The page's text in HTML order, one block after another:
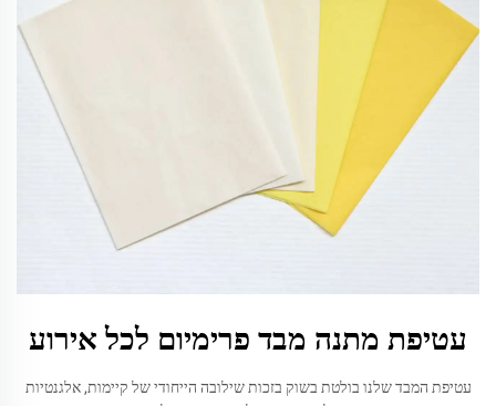
עטיפת מתנה מבד פרימיום לכל אירוע
עטיפת המבד שלנו בולטת בשוק בזכות שילובה הייחודי של קיימות, אלגנטיות